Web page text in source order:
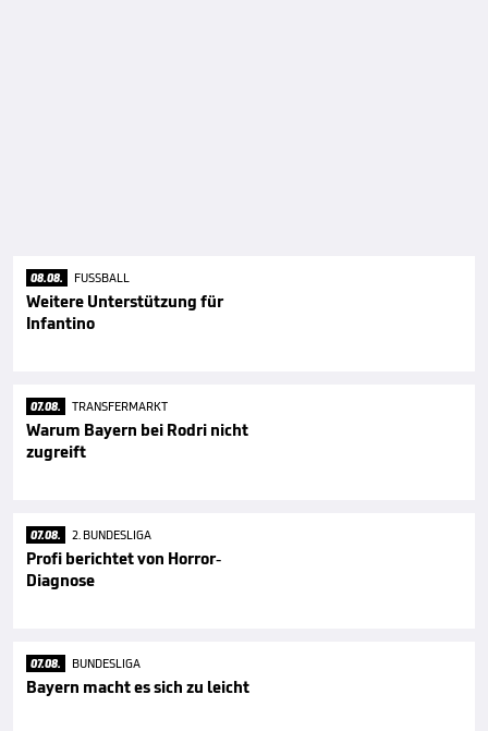
08.08. FUSSBALL
Weitere Unterstützung für
Infantino
07.08. TRANSFERMARKT
Warum Bayern bei Rodri nicht
zugreift
07.08. 2. BUNDESLIGA
Profi berichtet von Horror-
Diagnose
07.08. BUNDESLIGA
Bayern macht es sich zu leicht